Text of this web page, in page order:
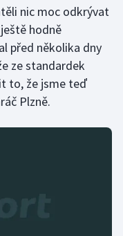
nic moc odkrývat
hodně
před několika dny
ze standardek
to, že jsme teď
Plzně.